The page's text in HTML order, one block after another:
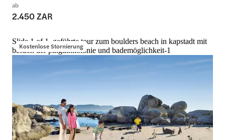
ab
2.450 ZAR
Kostenlose Stornierung
Slide 1 of 1, geführte tour zum boulders beach in kapstadt mit
besuch der pinguinkolonie und bademöglichkeit-1